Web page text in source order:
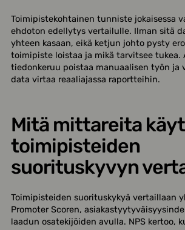
Toimipistekohtainen tunniste jokaisessa
ehdoton edellytys vertailulle. Ilman sitä
yhteen kasaan, eikä ketjun johto pysty
toimipiste loistaa ja mikä tarvitsee tukea.
tiedonkeruu poistaa manuaalisen työn ja
data virtaa reaaliajassa raportteihin.
Mitä mittareita
toimipisteiden
suorituskyvyn
Toimipisteiden suorituskykyä vertaillaan
Promoter Scoren,
laadun osatekijöiden avulla. NPS kertoo,